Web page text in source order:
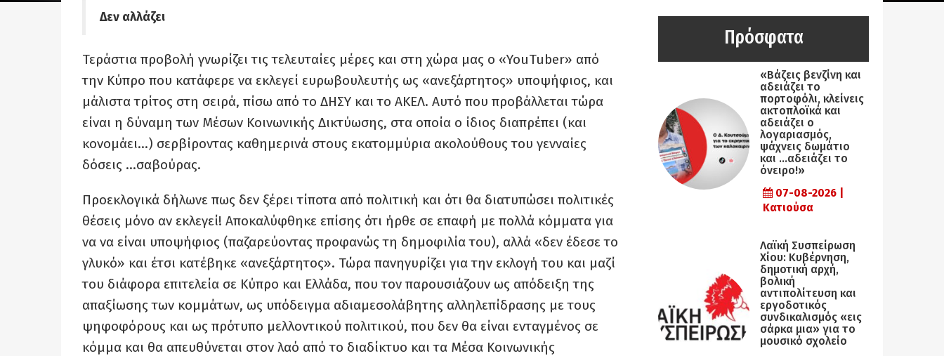
Δεν αλλάζει
Τεράστια προβολή γνωρίζει τις τελευταίες μέρες και στη χώρα μας ο «YouTuber» από
την Κύπρο που κατάφερε να εκλεγεί ευρωβουλευτής ως «ανεξάρτητος» υποψήφιος, και
μάλιστα τρίτος στη σειρά, πίσω από το ΔΗΣΥ και το ΑΚΕΛ. Αυτό που προβάλλεται τώρα
είναι η δύναμη των Μέσων Κοινωνικής Δικτύωσης, στα οποία ο ίδιος διαπρέπει (και
κονομάει…) σερβίροντας καθημερινά στους εκατομμύρια ακολούθους του γενναίες
δόσεις …σαβούρας.
Προεκλογικά δήλωνε πως δεν ξέρει τίποτα από πολιτική και ότι θα διατυπώσει πολιτικές
θέσεις μόνο αν εκλεγεί! Αποκαλύφθηκε επίσης ότι ήρθε σε επαφή με πολλά κόμματα για
να να είναι υποψήφιος (παζαρεύοντας προφανώς τη δημοφιλία του), αλλά «δεν έδεσε το
γλυκό» και έτσι κατέβηκε «ανεξάρτητος». Τώρα πανηγυρίζει για την εκλογή του και μαζί
του διάφορα επιτελεία σε Κύπρο και Ελλάδα, που τον παρουσιάζουν ως απόδειξη της
απαξίωσης των κομμάτων, ως υπόδειγμα αδιαμεσολάβητης αλληλεπίδρασης με τους
ψηφοφόρους και ως πρότυπο μελλοντικού πολιτικού, που δεν θα είναι ενταγμένος σε
κόμμα και θα απευθύνεται στον λαό από το διαδίκτυο και τα Μέσα Κοινωνικής
Πρόσφατα
«Βάζεις βενζίνη και
αδειάζει το
πορτοφόλι, κλείνεις
ακτοπλοϊκά και
αδειάζει ο
λογαριασμός,
ψάχνεις δωμάτιο
και …αδειάζει το
όνειρο!»
07-08-2026 |
Κατιούσα
Λαϊκή Συσπείρωση
Χίου: Κυβέρνηση,
δημοτική αρχή,
βολική
αντιπολίτευση και
εργοδοτικός
συνδικαλισμός «εις
σάρκα μια» για το
μουσικό σχολείο